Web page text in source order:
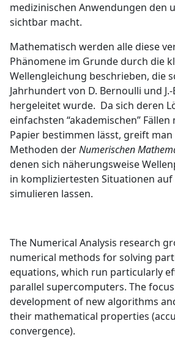
medizinischen Anwendungen den
sichtbar macht.
Mathematisch werden alle diese
Phänomene im Grunde durch die
Wellengleichung beschrieben, die
Jahrhundert von D. Bernoulli und J.-
hergeleitet wurde. Da sich deren
einfachsten “akademischen”
Papier bestimmen lässt, greift
Methoden derNumerischen
denen sich näherungsweise
in kompliziertesten Situationen
simulieren lassen.
The Numerical Analysis research
numerical methods for solving
equations, which run particularly
parallel supercomputers. The
development of new algorithms
their mathematical properties
convergence).